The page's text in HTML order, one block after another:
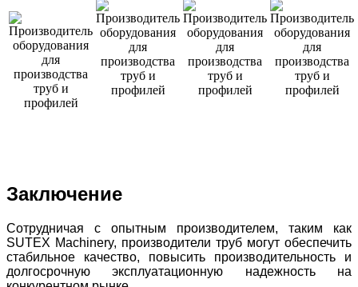
Заключение
Сотрудничая с опытным производителем, таким как
SUTEX Machinery, производители труб могут обеспечить
стабильное качество, повысить производительность и
долгосрочную эксплуатационную надежность на